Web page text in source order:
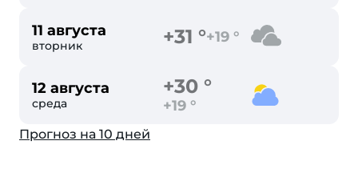
11 августа
вторник +31 °+19 °
12 августа
среда
+30 °
+19 °
Прогноз на 10 дней